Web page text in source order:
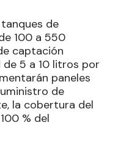
de
100 a 550
captación
5 a 10 litros por
paneles
de
la cobertura del
% del